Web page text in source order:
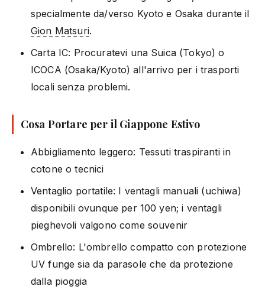
specialmente da/verso Kyoto e Osaka durante il
Gion Matsuri.
Carta IC: Procuratevi una Suica (Tokyo) o
ICOCA (Osaka/Kyoto) all'arrivo per i trasporti
locali senza problemi.
Cosa Portare per il Giappone Estivo
Abbigliamento leggero: Tessuti traspiranti in
cotone o tecnici
Ventaglio portatile: I ventagli manuali (uchiwa)
disponibili ovunque per 100 yen; i ventagli
pieghevoli valgono come souvenir
Ombrello: L'ombrello compatto con protezione
UV funge sia da parasole che da protezione
dalla pioggia